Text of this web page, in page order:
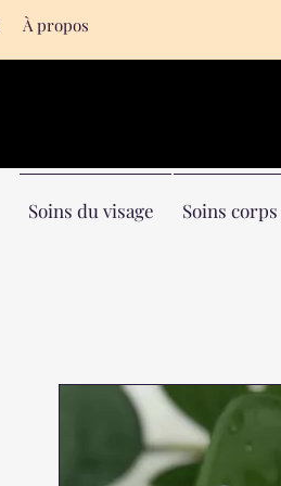
À propos
Soins du visage Soins